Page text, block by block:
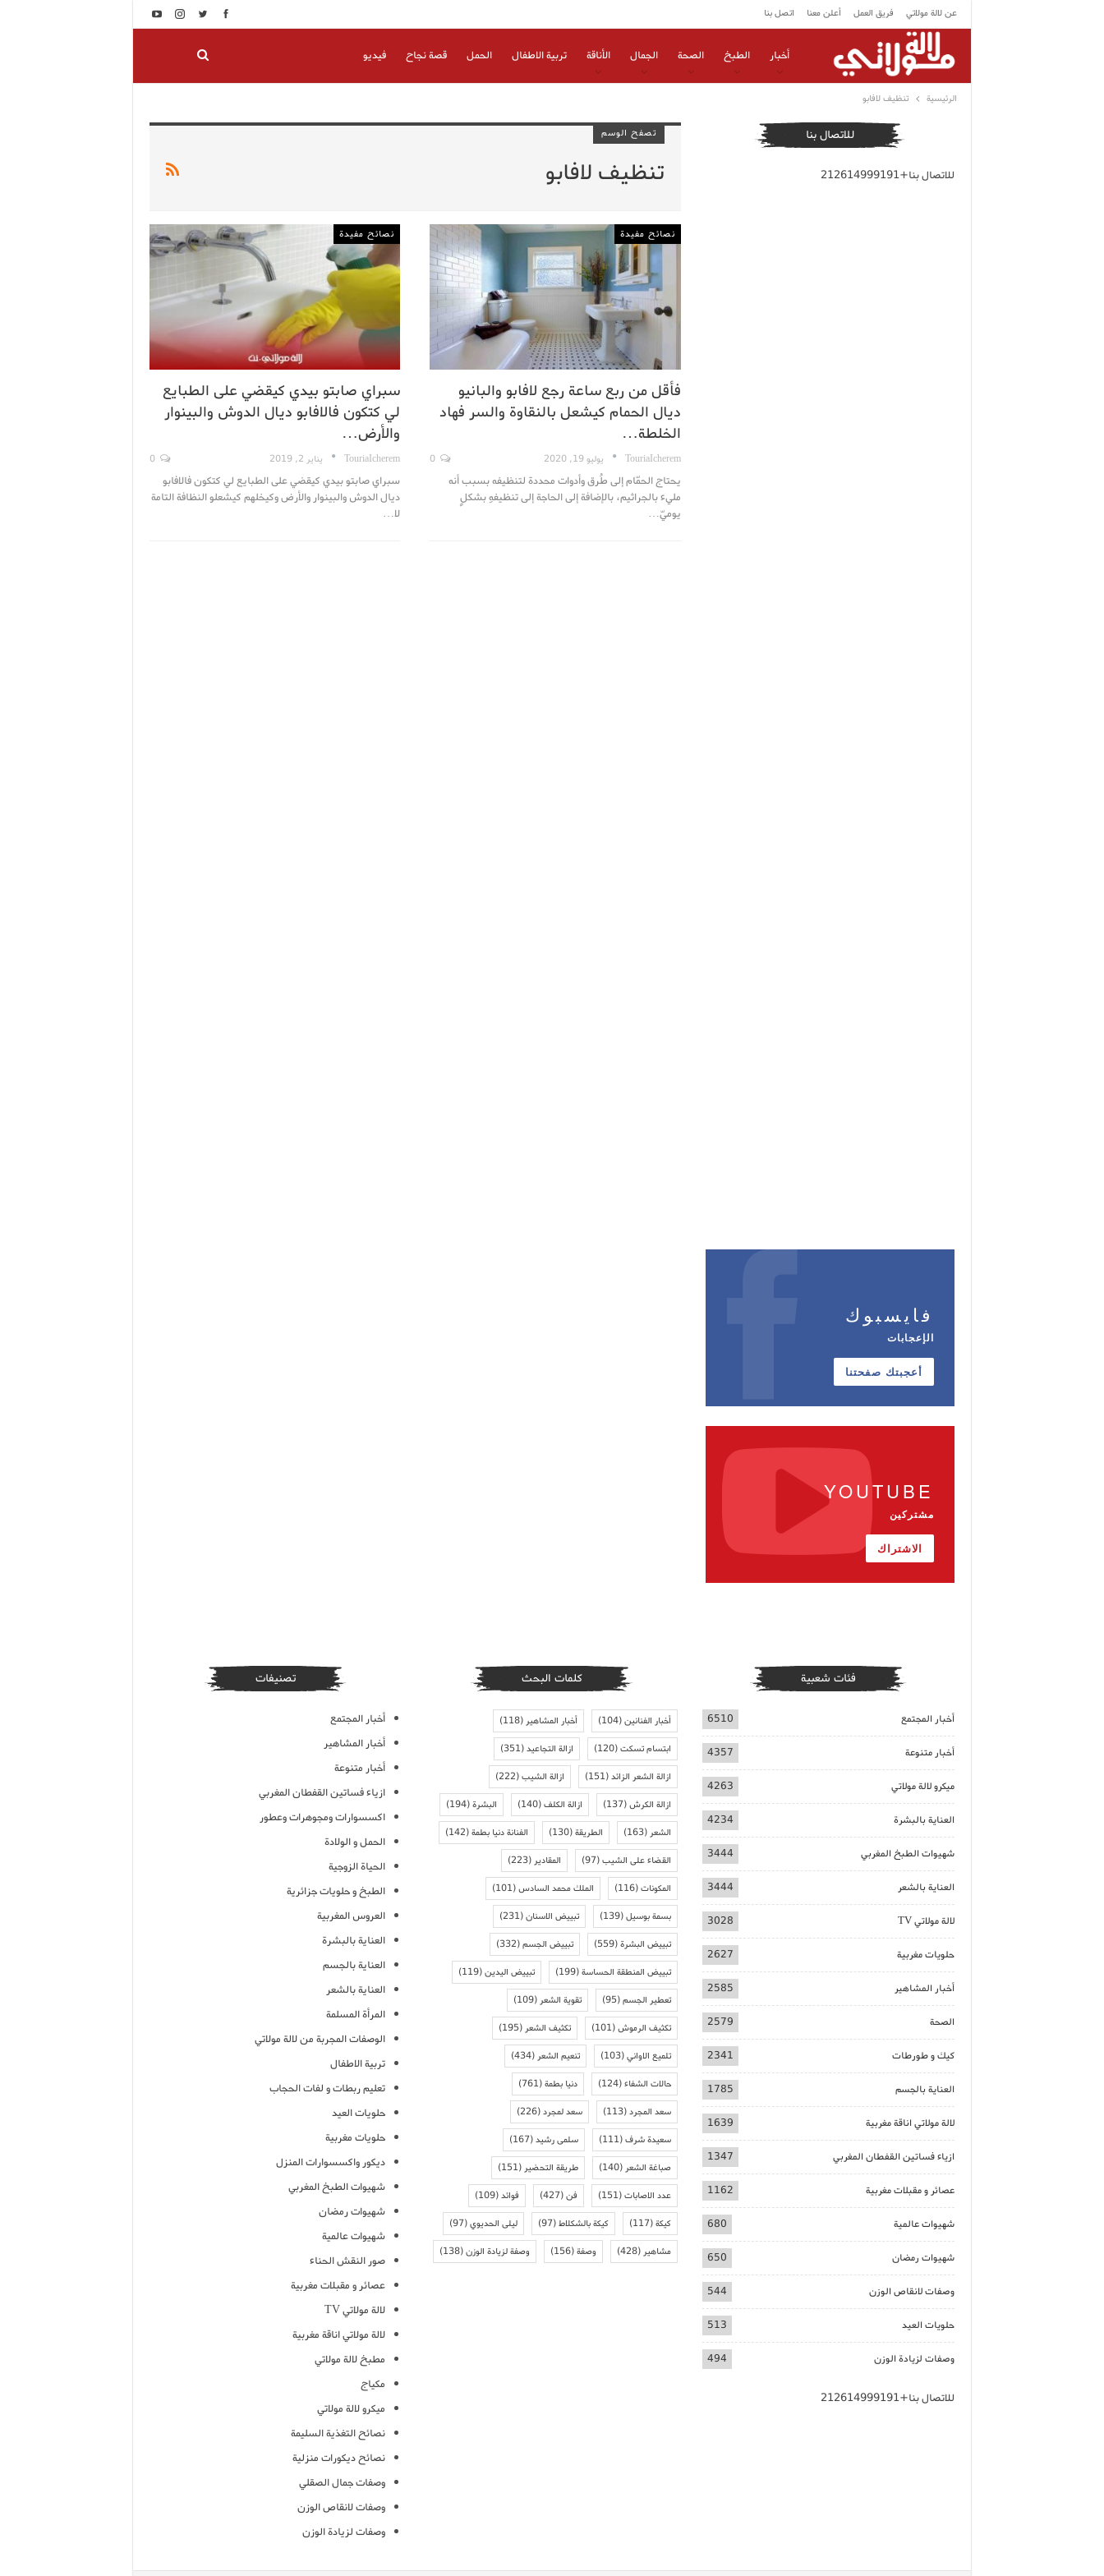
عن لالة مولاتي فريق العمل أعلن معنا اتصل بنا
أخبار الطبخ الصحة الجمال الأناقة تربية الاطفال الحمل قصة نجاح فيديو
الرئيسية تنظيف لافابو
تصفح الوسم
تنظيف لافابو
نصائح مفيدة
فأقل من ربع ساعة رجع لافابو والبانيو
ديال الحمام كيشعل بالنقاوة والسر فهاد
الخلطة…
TouriaIcherem يوليو 19, 2020
يحتاج الحمّام إلى طُرق وأدوات محددة لتنظيفه بسبب أنه
مليء بالجراثيم، بالإضافة إلى الحاجة إلى تنظيفهِ بشكلٍ
يوميّ…
نصائح مفيدة
سبراي صابتو بيدي كيقضي على الطبايع
لي كتكون فالافابو ديال الدوش والبينوار
والأرض…
TouriaIcherem يناير 2, 2019
سبراي صابتو بيدي كيقضي على الطبايع لي كتكون فالافابو
ديال الدوش والبينوار والأرض وكيخلهم كيشعلو النظافة التامة
لا…
للاتصال بنا
للاتصال بنا+212614999191
فايسبوك
الإعجابات
أعجبتك صفحتنا
YOUTUBE
مشتركين
الاشتراك
فئات شعبية
أخبار المجتمع 6510
أخبار متنوعة 4357
ميكرو لالة مولاتي 4263
العناية بالبشرة 4234
شهيوات الطبخ المغربي 3444
العناية بالشعر 3444
لالة مولاتي TV 3028
حلويات مغربية 2627
أخبار المشاهير 2585
الصحة 2579
كيك و طورطات 2341
العناية بالجسم 1785
لالة مولاتي اناقة مغربية 1639
ازياء فساتين القفطان المغربي 1347
عصائر و مقبلات مغربية 1162
شهيوات عالمية 680
شهيوات رمضان 650
وصفات لانقاص الوزن 544
حلويات العيد 513
وصفات لزيادة الوزن 494
للاتصال بنا+212614999191
كلمات البحث
أخبار الفنانين(104) أخبار المشاهير(118)
ابتسام تسكت(120) ازالة التجاعيد(351)
ازالة الشعر الزائد(151) ازالة الشيب(222)
ازالة الكرش(137) ازالة الكلف(140) البشرة(194)
الشعر(163) الطريقة(130) الفنانة دنيا بطمة(142)
القضاء على الشيب(97) المقادير(223)
المكونات(116) الملك محمد السادس(101)
بسمة بوسيل(139) تبييض الاسنان(231)
تبييض البشرة(559) تبييض الجسم(332)
تبييض المنطقة الحساسة(199) تبييض اليدين(119)
تعطير الجسم(95) تقوية الشعر(109)
تكثيف الرموش(101) تكثيف الشعر(195)
تلميع الاواني(103) تنعيم الشعر(434)
حالات الشفاء(124) دنيا بطمة(761)
سعد المجرد(113) سعد لمجرد(226)
سعيدة شرف(111) سلمى رشيد(167)
صباغة الشعر(140) طريقة التحضير(151)
عدد الاصابات(151) فن(427) فوائد(109)
كيكة(117) كيكة بالشكلاط(97) ليلى الحديوي(97)
مشاهير(428) وصفة(156) وصفة لزيادة الوزن(138)
تصنيفات
أخبار المجتمع
أخبار المشاهير
أخبار متنوعة
ازياء فساتين القفطان المغربي
اكسسوارات ومجوهرات وعطور
الحمل و الولادة
الحياة الزوجية
الطبخ و حلويات جزائرية
العروس المغربية
العناية بالبشرة
العناية بالجسم
العناية بالشعر
المرأة المسلمة
الوصفات المجربة من لالة مولاتي
تربية الاطفال
تعليم ربطات و لفات الحجاب
حلويات العيد
حلويات مغربية
ديكور واكسسوارات المنزل
شهيوات الطبخ المغربي
شهيوات رمضان
شهيوات عالمية
صور النقش الحناء
عصائر و مقبلات مغربية
لالة مولاتي TV
لالة مولاتي اناقة مغربية
مطبخ لالة مولاتي
مكياج
ميكرو لالة مولاتي
نصائح التغذية السليمة
نصائح ديكورات منزلية
وصفات جمال الصقلي
وصفات لانقاص الوزن
وصفات لزيادة الوزن